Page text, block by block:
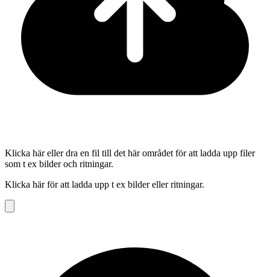
Klicka här eller dra en fil till det här området för att ladda upp filer
som t ex bilder och ritningar.
Klicka här för att ladda upp t ex bilder eller ritningar.